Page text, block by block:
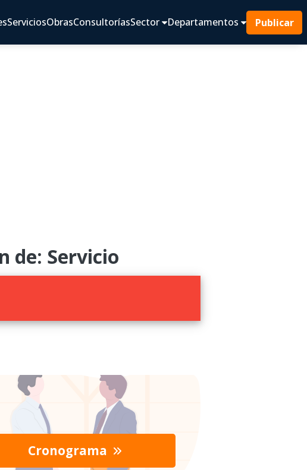
ServiciosObrasConsultoríasSector Departamentos Publicar
de: Servicio
Cronograma